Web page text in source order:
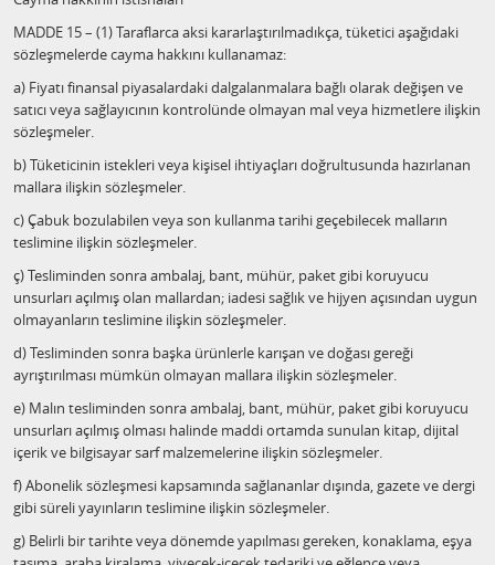
MADDE 15 – (1) Taraflarca aksi kararlaştırılmadıkça, tüketici aşağıdaki
sözleşmelerde cayma hakkını kullanamaz:
a) Fiyatı finansal piyasalardaki dalgalanmalara bağlı olarak değişen ve
satıcı veya sağlayıcının kontrolünde olmayan mal veya hizmetlere ilişkin
sözleşmeler.
b) Tüketicinin istekleri veya kişisel ihtiyaçları doğrultusunda hazırlanan
mallara ilişkin sözleşmeler.
c) Çabuk bozulabilen veya son kullanma tarihi geçebilecek malların
teslimine ilişkin sözleşmeler.
ç) Tesliminden sonra ambalaj, bant, mühür, paket gibi koruyucu
unsurları açılmış olan mallardan; iadesi sağlık ve hijyen açısından uygun
olmayanların teslimine ilişkin sözleşmeler.
d) Tesliminden sonra başka ürünlerle karışan ve doğası gereği
ayrıştırılması mümkün olmayan mallara ilişkin sözleşmeler.
e) Malın tesliminden sonra ambalaj, bant, mühür, paket gibi koruyucu
unsurları açılmış olması halinde maddi ortamda sunulan kitap, dijital
içerik ve bilgisayar sarf malzemelerine ilişkin sözleşmeler.
f) Abonelik sözleşmesi kapsamında sağlananlar dışında, gazete ve dergi
gibi süreli yayınların teslimine ilişkin sözleşmeler.
g) Belirli bir tarihte veya dönemde yapılması gereken, konaklama, eşya